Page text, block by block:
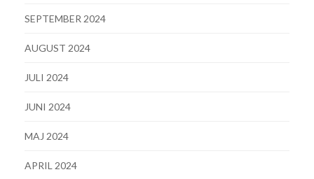
SEPTEMBER 2024
AUGUST 2024
JULI 2024
JUNI 2024
MAJ 2024
APRIL 2024